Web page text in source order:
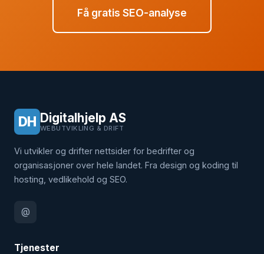
Få gratis SEO-analyse
DH Digitalhjelp AS
WEBUTVIKLING & DRIFT
Vi utvikler og drifter nettsider for bedrifter og
organisasjoner over hele landet. Fra design og koding til
hosting, vedlikehold og SEO.
@
Tjenester